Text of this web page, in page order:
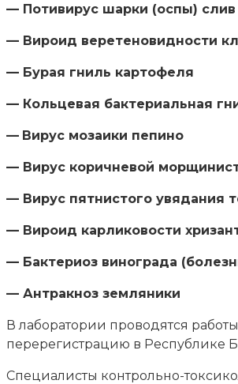
— Потивирус шарки (оспы) слив
— Вироид веретеновидности
— Бурая гниль картофеля
— Кольцевая бактериальная
— Вирус мозаики пепино
— Вирус коричневой
— Вирус пятнистого увядания
— Вироид карликовости
— Бактериоз винограда
— Антракноз земляники
В лаборатории проводятся
перерегистрацию в Республике
Специалисты контрольно-